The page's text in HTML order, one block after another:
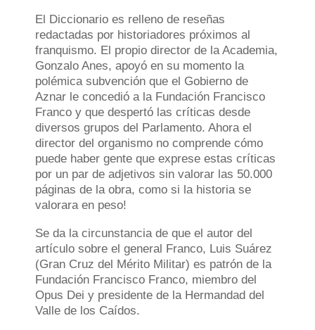
El Diccionario es relleno de reseñas
redactadas por historiadores próximos al
franquismo. El propio director de la Academia,
Gonzalo Anes, apoyó en su momento la
polémica subvención que el Gobierno de
Aznar le concedió a la Fundación Francisco
Franco y que despertó las críticas desde
diversos grupos del Parlamento. Ahora el
director del organismo no comprende cómo
puede haber gente que exprese estas críticas
por un par de adjetivos sin valorar las 50.000
páginas de la obra, como si la historia se
valorara en peso!
Se da la circunstancia de que el autor del
artículo sobre el general Franco, Luis Suárez
(Gran Cruz del Mérito Militar) es patrón de la
Fundación Francisco Franco, miembro del
Opus Dei y presidente de la Hermandad del
Valle de los Caídos.